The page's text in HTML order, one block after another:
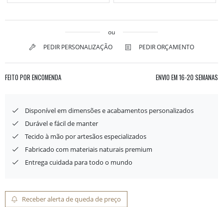
ou
PEDIR PERSONALIZAÇÃO
PEDIR ORÇAMENTO
FEITO POR ENCOMENDA ENVIO EM 16-20 SEMANAS
Disponível em dimensões e acabamentos personalizados
Durável e fácil de manter
Tecido à mão por artesãos especializados
Fabricado com materiais naturais premium
Entrega cuidada para todo o mundo
Receber alerta de queda de preço